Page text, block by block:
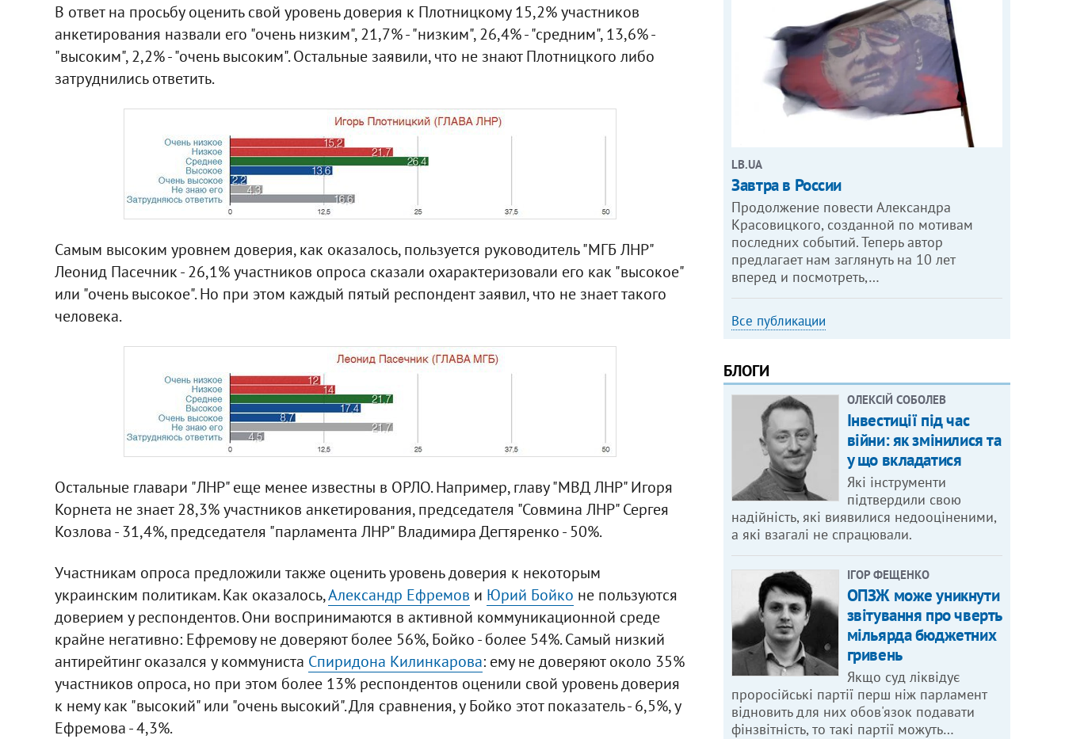
В ответ на просьбу оценить свой уровень доверия к Плотницкому 15,2% участников
анкетирования назвали его "очень низким", 21,7% - "низким", 26,4% - "средним", 13,6% -
"высоким", 2,2% - "очень высоким". Остальные заявили, что не знают Плотницкого либо
затруднились ответить.
Самым высоким уровнем доверия, как оказалось, пользуется руководитель "МГБ ЛНР"
Леонид Пасечник - 26,1% участников опроса сказали охарактеризовали его как "высокое"
или "очень высокое". Но при этом каждый пятый респондент заявил, что не знает такого
человека.
Остальные главари "ЛНР" еще менее известны в ОРЛО. Например, главу "МВД ЛНР" Игоря
Корнета не знает 28,3% участников анкетирования, председателя "Совмина ЛНР" Сергея
Козлова - 31,4%, председателя "парламента ЛНР" Владимира Дегтяренко - 50%.
Участникам опроса предложили также оценить уровень доверия к некоторым
украинским политикам. Как оказалось,Александр Ефремов и Юрий Бойко не пользуются
доверием у респондентов. Они воспринимаются в активной коммуникационной среде
крайне негативно: Ефремову не доверяют более 56%, Бойко - более 54%. Самый низкий
антирейтинг оказался у коммуниста Спиридона Килинкарова: ему не доверяют около 35%
участников опроса, но при этом более 13% респондентов оценили свой уровень доверия
к нему как "высокий" или "очень высокий". Для сравнения, у Бойко этот показатель - 6,5%, у
Ефремова - 4,3%.
LB.UA
Завтра в России
Продолжение повести Александра
Красовицкого, созданной по мотивам
последних событий. Теперь автор
предлагает нам заглянуть на 10 лет
вперед и посмотреть,…
Все публикации
БЛОГИ
ОЛЕКСІЙ СОБОЛЕВ
Інвестиції під час
війни: як змінилися та
у що вкладатися
Які інструменти
підтвердили свою
надійність, які виявилися недооціненими,
а які взагалі не спрацювали.
ІГОР ФЕЩЕНКО
ОПЗЖ може уникнути
звітування про чверть
мільярда бюджетних
гривень
Якщо суд ліквідує
проросійські партії перш ніж парламент
відновить для них обов'язок подавати
фінзвітність, то такі партії можуть…